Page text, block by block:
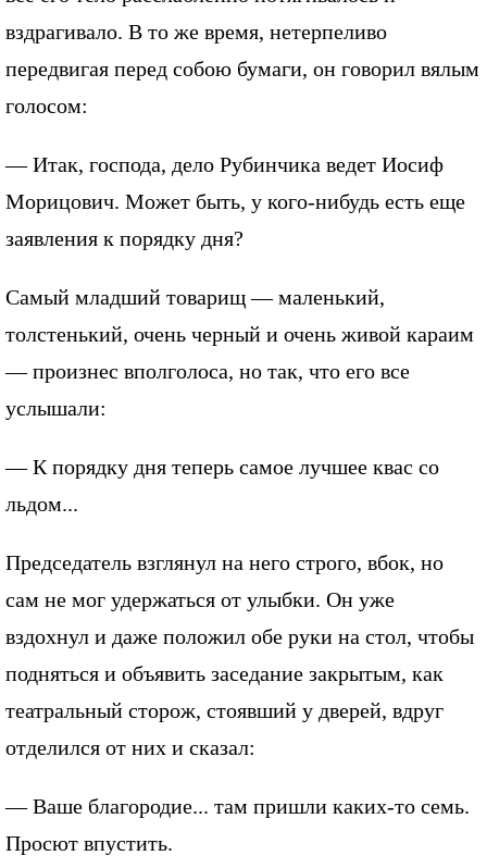
вздрагивало. В то же время, нетерпеливо
передвигая перед собою бумаги, он говорил вялым
голосом:
— Итак, господа, дело Рубинчика ведет Иосиф
Морицович. Может быть, у кого-нибудь есть еще
заявления к порядку дня?
Самый младший товарищ — маленький,
толстенький, очень черный и очень живой караим
— произнес вполголоса, но так, что его все
услышали:
— К порядку дня теперь самое лучшее квас со
льдом...
Председатель взглянул на него строго, вбок, но
сам не мог удержаться от улыбки. Он уже
вздохнул и даже положил обе руки на стол, чтобы
подняться и объявить заседание закрытым, как
театральный сторож, стоявший у дверей, вдруг
отделился от них и сказал:
— Ваше благородие... там пришли каких-то семь.
Просют впустить.